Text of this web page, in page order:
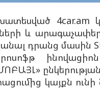
4car.am
և
դրանց մասին
կայքն ունի